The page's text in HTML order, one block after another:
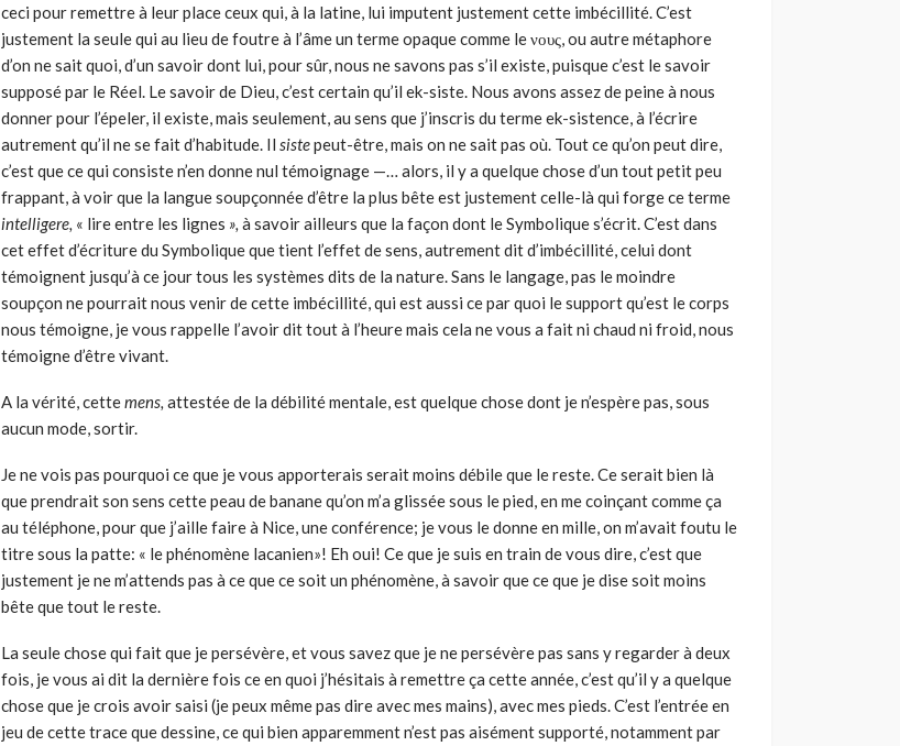
ceci pour remettre à leur place ceux qui, à la latine, lui imputent justement cette imbécillité. C’est
justement la seule qui au lieu de foutre à l’âme un terme opaque comme le νους, ou autre métaphore
d’on ne sait quoi, d’un savoir dont lui, pour sûr, nous ne savons pas s’il existe, puisque c’est le savoir
supposé par le Réel. Le savoir de Dieu, c’est certain qu’il ek-siste. Nous avons assez de peine à nous
donner pour l’épeler, il existe, mais seulement, au sens que j’inscris du terme ek-sistence, à l’écrire
autrement qu’il ne se fait d’habitude. Il sistepeut-être, mais on ne sait pas où. Tout ce qu’on peut dire,
c’est que ce qui consiste n’en donne nul témoignage —… alors, il y a quelque chose d’un tout petit peu
frappant, à voir que la langue soupçonnée d’être la plus bête est justement celle-là qui forge ce terme
intelligere, « lire entre les lignes », à savoir ailleurs que la façon dont le Symbolique s’écrit. C’est dans
cet effet d’écriture du Symbolique que tient l’effet de sens, autrement dit d’imbécillité, celui dont
témoignent jusqu’à ce jour tous les systèmes dits de la nature. Sans le langage, pas le moindre
soupçon ne pourrait nous venir de cette imbécillité, qui est aussi ce par quoi le support qu’est le corps
nous témoigne, je vous rappelle l’avoir dit tout à l’heure mais cela ne vous a fait ni chaud ni froid, nous
témoigne d’être vivant.
A la vérité, cettemens, attestée de la débilité mentale, est quelque chose dont je n’espère pas, sous
aucun mode, sortir.
Je ne vois pas pourquoi ce que je vous apporterais serait moins débile que le reste. Ce serait bien là
que prendrait son sens cette peau de banane qu’on m’a glissée sous le pied, en me coinçant comme ça
au téléphone, pour que j’aille faire à Nice, une conférence; je vous le donne en mille, on m’avait foutu le
titre sous la patte: « le phénomène lacanien»! Eh oui! Ce que je suis en train de vous dire, c’est que
justement je ne m’attends pas à ce que ce soit un phénomène, à savoir que ce que je dise soit moins
bête que tout le reste.
La seule chose qui fait que je persévère, et vous savez que je ne persévère pas sans y regarder à deux
fois, je vous ai dit la dernière fois ce en quoi j’hésitais à remettre ça cette année, c’est qu’il y a quelque
chose que je crois avoir saisi (je peux même pas dire avec mes mains), avec mes pieds. C’est l’entrée en
jeu de cette trace que dessine, ce qui bien apparemment n’est pas aisément supporté, notamment par